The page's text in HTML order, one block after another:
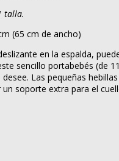
talla.
(65 cm de ancho)
en la espalda,
sencillo portabebés (de
Las pequeñas
soporte extra para el